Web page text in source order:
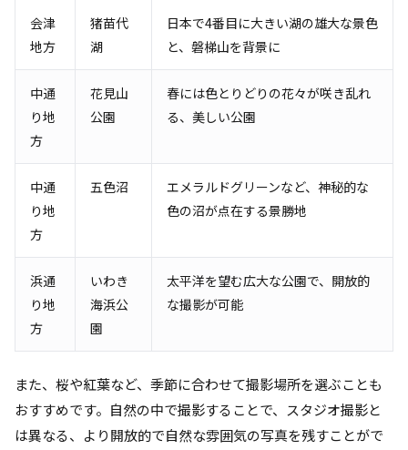
会津
地方
猪苗代
湖
日本で4番目に大きい湖の雄大な景色
と、磐梯山を背景に
中通
り地
方
花見山
公園
春には色とりどりの花々が咲き乱れ
る、美しい公園
中通
り地
方
五色沼
エメラルドグリーンなど、神秘的な
色の沼が点在する景勝地
浜通
り地
方
いわき
海浜公
園
太平洋を望む広大な公園で、開放的
な撮影が可能
また、桜や紅葉など、季節に合わせて撮影場所を選ぶことも
おすすめです。自然の中で撮影することで、スタジオ撮影と
は異なる、より開放的で自然な雰囲気の写真を残すことがで